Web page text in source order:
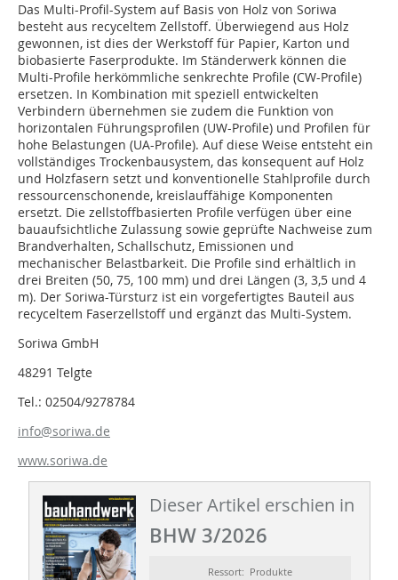
Das Multi-Profil-System auf Basis von Holz von Soriwa
besteht aus recyceltem Zellstoff. Überwiegend aus Holz
gewonnen, ist dies der Werkstoff für Papier, Karton und
biobasierte Faserprodukte. Im Ständerwerk können die
Multi-Profile herkömmliche senkrechte Profile (CW-Profile)
ersetzen. In Kombination mit speziell entwickelten
Verbindern übernehmen sie zudem die Funktion von
horizontalen Führungsprofilen (UW-Profile) und Profilen für
hohe Belastungen (UA-Profile). Auf diese Weise entsteht ein
vollständiges Trockenbausystem, das konsequent auf Holz
und Holzfasern setzt und konventionelle Stahlprofile durch
ressourcenschonende, kreislauffähige Komponenten
ersetzt. Die zellstoffbasierten Profile verfügen über eine
bauaufsichtliche Zulassung sowie geprüfte Nachweise zum
Brandverhalten, Schallschutz, Emissionen und
mechanischer Belastbarkeit. Die Profile sind erhältlich in
drei Breiten (50, 75, 100 mm) und drei Längen (3, 3,5 und 4
m). Der Soriwa-Türsturz ist ein vorgefertigtes Bauteil aus
recyceltem Faserzellstoff und ergänzt das Multi-System.
Soriwa GmbH
48291 Telgte
Tel.: 02504/9278784
info@soriwa.de
www.soriwa.de
Dieser Artikel erschien in
BHW 3/2026
Ressort: Produkte